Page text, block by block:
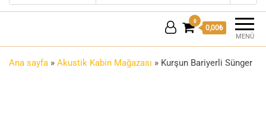
MENÜ
0
0,00₺
Ana sayfa » Akustik Kabin Mağazası » Kurşun Bariyerli Sünger